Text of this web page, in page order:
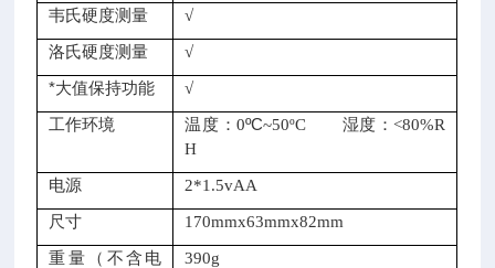
韦氏硬度测量 √
洛氏硬度测量 √
*大值保持功能 √
工作环境 温度：0ºC~50ºC 湿度：<80%R
H
电源 2*1.5vAA
尺寸 170mmx63mmx82mm
重量（不含电
390g